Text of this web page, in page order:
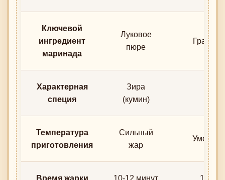
Ключевой
ингредиент
маринада
Луковое
пюре
Характерная
специя
Зира
(кумин)
Температура
приготовления
Сильный
жар
Время жарки 10-12 минут 15-20